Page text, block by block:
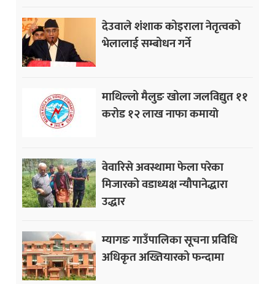
देउवाले शंशाक कोइराला नेतृत्वको
भेलालाई सम्बोधन गर्ने
माथिल्लो मैलुङ खोला जलविद्युत ११
करोड १२ लाख नाफा कमायाे
वेवारिसे अवस्थामा फेला परेका
मिजारको वडाध्यक्ष न्यौपानेद्धारा
उद्धार
म्यागङ गाउँपालिका सूचना प्रविधि
अधिकृत अख्तियारको फन्दामा